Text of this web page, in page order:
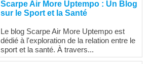
Scarpe Air More Uptempo : Un Blog
sur le Sport et la Santé
Le blog Scarpe Air More Uptempo est
dédié à l'exploration de la relation entre le
sport et la santé. À travers...